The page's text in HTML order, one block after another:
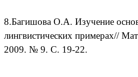
8.Багишова О.А. Изучение основ
лингвистических примерах//
2009. № 9. С. 19-22.